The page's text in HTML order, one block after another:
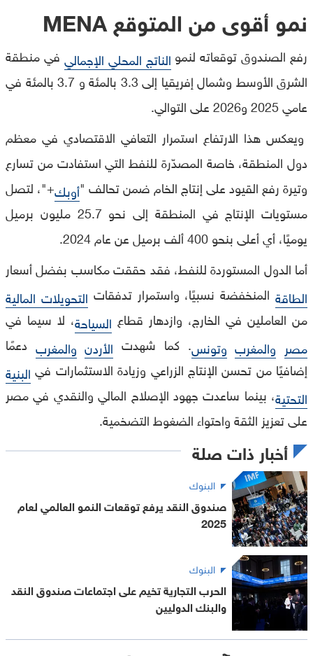
نمو أقوى من المتوقع MENA
رفع الصندوق توقعاته لنمو الناتج المحلي الإجمالي في منطقة
الشرق الأوسط وشمال إفريقيا إلى 3.3 بالمئة و 3.7 بالمئة في
عامي 2025 و2026 على التوالي.
ويعكس هذا الارتفاع استمرار التعافي الاقتصادي في معظم
دول المنطقة، خاصة المصدّرة للنفط التي استفادت من تسارع
وتيرة رفع القيود على إنتاج الخام ضمن تحالف "أوبك+"، لتصل
مستويات الإنتاج في المنطقة إلى نحو 25.7 مليون برميل
يوميًا، أي أعلى بنحو 400 ألف برميل عن عام 2024.
أما الدول المستوردة للنفط، فقد حققت مكاسب بفضل أسعار
الطاقةالمنخفضة نسبيًا، واستمرار تدفقات التحويلات المالية
من العاملين في الخارج، وازدهار قطاع السياحة، لا سيما في
مصر والمغرب وتونس. كما شهدت الأردن والمغرب دعمًا
إضافيًا من تحسن الإنتاج الزراعي وزيادة الاستثمارات في البنية
التحتية، بينما ساعدت جهود الإصلاح المالي والنقدي في مصر
على تعزيز الثقة واحتواء الضغوط التضخمية.
أخبار ذات صلة
البنوك
صندوق النقد يرفع توقعات النمو العالمي لعام
2025
البنوك
الحرب التجارية تخيم على اجتماعات صندوق النقد
والبنك الدوليين